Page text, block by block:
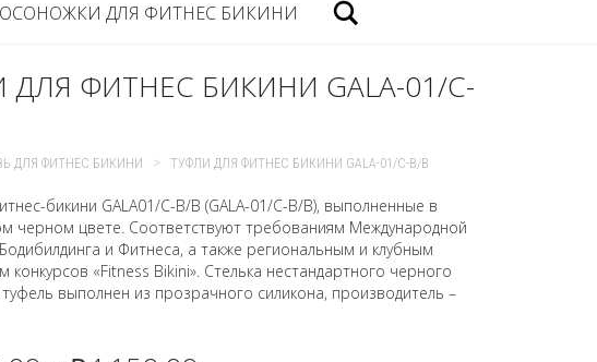
ДЛЯ ФИТНЕС БИКИНИ
ДЛЯ ФИТНЕС БИКИНИ GALA-01/C-
ДЛЯ ФИТНЕС БИКИНИ > ТУФЛИ ДЛЯ ФИТНЕС БИКИНИ GALA-01/C-B/B
бикини GALA01/C-B/B (GALA-01/C-B/B), выполненные в
черном цвете. Соответствуют требованиям Международной
и Фитнеса, а также региональным и клубным
конкурсов «Fitness Bikini». Стелька нестандартного черного
выполнен из прозрачного силикона, производитель –